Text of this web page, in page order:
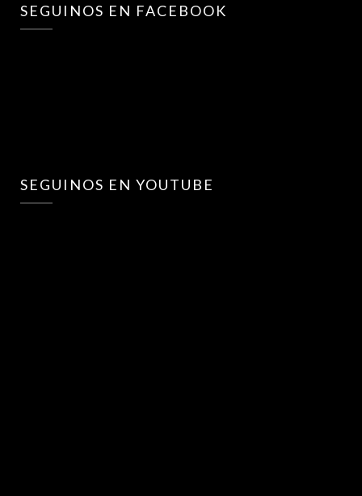
SEGUINOS EN FACEBOOK
SEGUINOS EN YOUTUBE